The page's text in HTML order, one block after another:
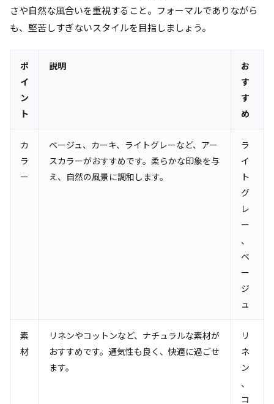
さや自然な風合いを重視すること。フォーマルでありながら
も、堅苦しすぎないスタイルを目指しましょう。
ポ
イ
ン
ト
説明
お
す
す
め
カ
ラ
ー
ベージュ、カーキ、ライトグレーなど、アー
スカラーがおすすめです。柔らかな印象を与
え、自然の風景に調和します。
ラ
イ
ト
グ
レ
ー
、
ベ
ー
ジ
ュ
素
材
リネンやコットンなど、ナチュラルな素材が
おすすめです。通気性も良く、快適に過ごせ
ます。
リ
ネ
ン
、
コ